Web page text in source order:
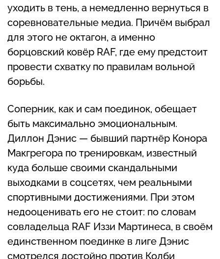
уходить в тень, а немедленно вернуться в
соревновательные медиа. Причём выбрал
для этого не октагон, а именно
борцовский ковёр RAF, где ему предстоит
провести схватку по правилам вольной
борьбы.
Соперник, как и сам поединок, обещает
быть максимально эмоциональным.
Диллон Дэнис — бывший партнёр Конора
Макгрегора по тренировкам, известный
куда больше своими скандальными
выходками в соцсетях, чем реальными
спортивными достижениями. При этом
недооценивать его не стоит: по словам
совладельца RAF Иззи Мартинеса, в своём
единственном поединке в лиге Дэнис
смотрелся достойно против Колби